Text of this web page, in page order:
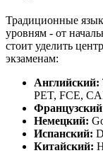
Традиционные
уровням - от
стоит уделить
экзаменам:
Английский:
PET, FCE,
Немецкий:
Испанский:
Китайский: